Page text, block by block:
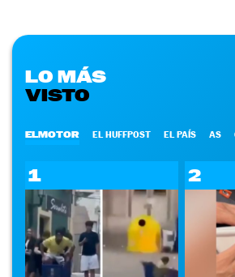
LO MÁS
VISTO
ELMOTOR EL HUFFPOST EL PAÍS AS
1 2